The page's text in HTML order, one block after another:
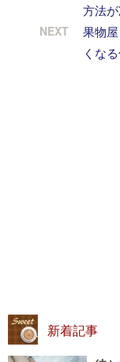
方法が
NEXT
果物
くな
新着記事